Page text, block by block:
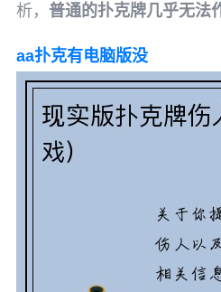
析， 普通的扑克牌几乎无法
aa扑克有电脑版没